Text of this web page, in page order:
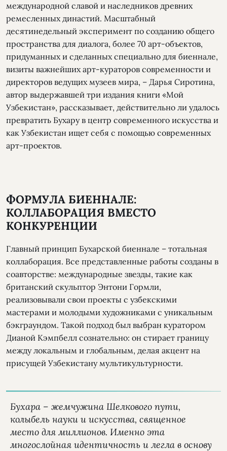
международной славой и наследников древних
ремесленных династий. Масштабный
десятинедельный эксперимент по созданию общего
пространства для диалога, более 70 арт-объектов,
придуманных и сделанных специально для биеннале,
визиты важнейших арт-кураторов современности и
директоров ведущих музеев мира, – Дарья Сиротина,
автор выдержавшей три издания книги «Мой
Узбекистан», рассказывает, действительно ли удалось
превратить Бухару в центр современного искусства и
как Узбекистан ищет себя с помощью современных
арт-проектов.
ФОРМУЛА БИЕННАЛЕ:
КОЛЛАБОРАЦИЯ ВМЕСТО
КОНКУРЕНЦИИ
Главный принцип Бухарской биеннале – тотальная
коллаборация. Все представленные работы созданы в
соавторстве: международные звезды, такие как
британский скульптор Энтони Гормли,
реализовывали свои проекты с узбекскими
мастерами и молодыми художниками с уникальным
бэкграундом. Такой подход был выбран куратором
Дианой Кэмпбелл сознательно: он стирает границу
между локальным и глобальным, делая акцент на
присущей Узбекистану мультикультурности.
Бухара – жемчужина Шелкового пути,
колыбель науки и искусства, священное
место для миллионов. Именно эта
многослойная идентичность и легла в основу